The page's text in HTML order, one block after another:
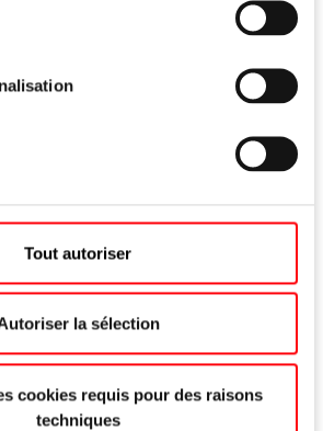
Tout autoriser
la sélection
cookies requis pour des raisons
techniques
mm pour une grande liberté de
et résistantes aux rayures pour un
à 80 mm pour une grande flexibilité